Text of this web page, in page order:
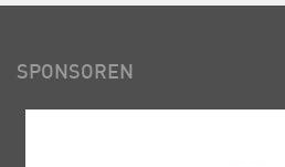
SPONSOREN